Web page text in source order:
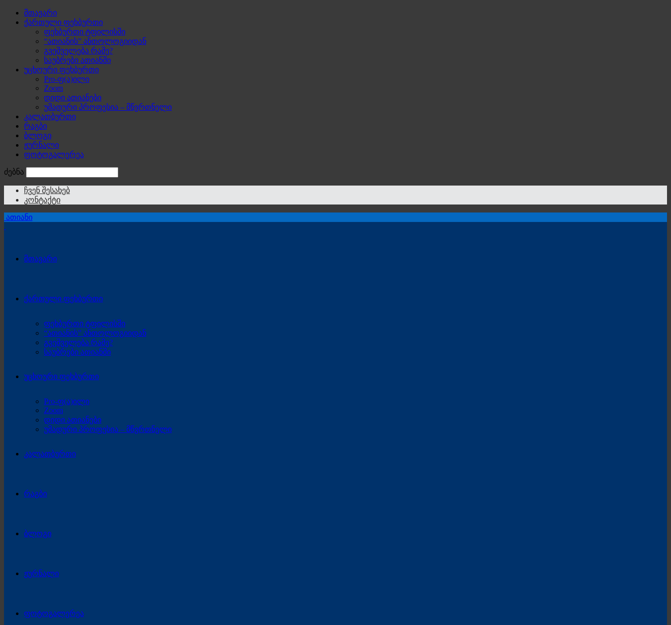
მთავარი
ქართული ფეხბურთი
ფეხბურთი ტფილისში
“ათიანის” ანთოლოგიიდან
გვეშველება რამე?
საუბრები ათიანში
უცხოური ფეხბურთი
Pro-ფ(ა)ილი
Zoom
დიდი ათიანები
უმადური პროფესია – მწვრთნელი
კალათბურთი
რაგბი
ბლოგი
ჟურნალი
ფოტოგალერეა
ძებნა
ჩვენ შესახებ
კონტაქტი
ათიანი
მთავარი
ქართული ფეხბურთი
ფეხბურთი ტფილისში
“ათიანის” ანთოლოგიიდან
გვეშველება რამე?
საუბრები ათიანში
უცხოური ფეხბურთი
Pro-ფ(ა)ილი
Zoom
დიდი ათიანები
უმადური პროფესია – მწვრთნელი
კალათბურთი
რაგბი
ბლოგი
ჟურნალი
ფოტოგალერეა